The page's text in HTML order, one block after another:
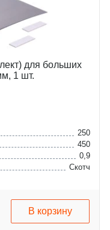
для больших
1 шт.
250
450
0,9
Скотч
В корзину